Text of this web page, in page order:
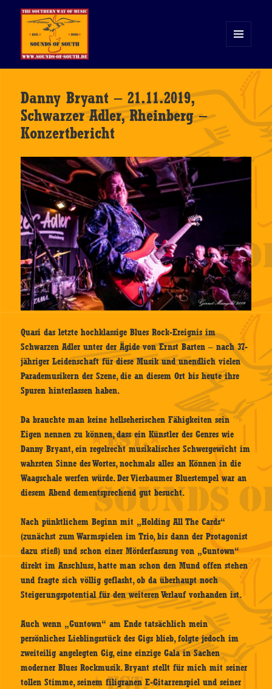
WIDGETS
Danny Bryant – 21.11.2019,
Schwarzer Adler, Rheinberg –
Konzertbericht
Quasi das letzte hochklassige Blues Rock-Ereignis im
Schwarzen Adler unter der Ägide von Ernst Barten – nach 37-
jähriger Leidenschaft für diese Musik und unendlich vielen
Parademusikern der Szene, die an diesem Ort bis heute ihre
Spuren hinterlassen haben.
Da brauchte man keine hellseherischen Fähigkeiten sein
Eigen nennen zu können, dass ein Künstler des Genres wie
Danny Bryant, ein regelrecht musikalisches Schwergewicht im
wahrsten Sinne des Wortes, nochmals alles an Können in die
Waagschale werfen würde. Der Vierbaumer Bluestempel war an
diesem Abend dementsprechend gut besucht.
Nach pünktlichem Beginn mit „Holding All The Cards“
(zunächst zum Warmspielen im Trio, bis dann der Protagonist
dazu stieß) und schon einer Mörderfassung von „Guntown“
direkt im Anschluss, hatte man schon den Mund offen stehen
und fragte sich völlig geflasht, ob da überhaupt noch
Steigerungspotential für den weiteren Verlauf vorhanden ist.
Auch wenn „Guntown“ am Ende tatsächlich mein
persönliches Lieblingsstück des Gigs blieb, folgte jedoch im
zweiteilig angelegten Gig, eine einzige Gala in Sachen
moderner Blues Rockmusik. Bryant stellt für mich mit seiner
tollen Stimme, seinem filigranen E-Gitarrenspiel und seiner